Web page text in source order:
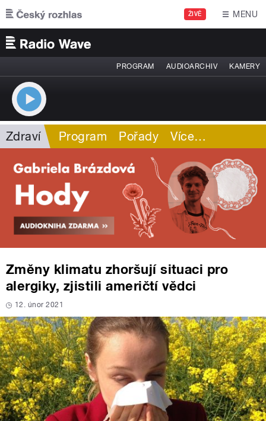
Přejít k hlavnímu obsahu
ŽIVĚ MENU
PROGRAM AUDIOARCHIV KAMERY
Zdraví Program Pořady Více…
Změny klimatu zhoršují situaci pro
alergiky, zjistili američtí vědci
12. únor 2021